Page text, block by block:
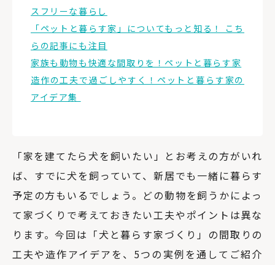
スフリーな暮らし
「ペットと暮らす家」についてもっと知る！ こち
らの記事にも注目
家族も動物も快適な間取りを！ペットと暮らす家
造作の工夫で過ごしやすく！ペットと暮らす家の
アイデア集
「家を建てたら犬を飼いたい」とお考えの方がいれ
ば、すでに犬を飼っていて、新居でも一緒に暮らす
予定の方もいるでしょう。どの動物を飼うかによっ
て家づくりで考えておきたい工夫やポイントは異な
ります。今回は「犬と暮らす家づくり」の間取りの
工夫や造作アイデアを、5つの実例を通してご紹介